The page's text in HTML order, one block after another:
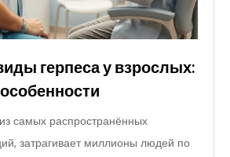
герпеса у взрослых:
самых распространённых
затрагивает миллионы людей по